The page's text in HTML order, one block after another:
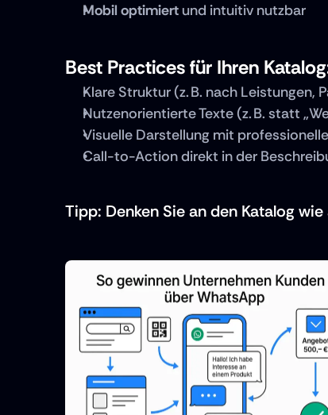
Mobil optimiert und intuitiv nutzbar
Best Practices für Ihren
Klare Struktur (z. B. nach Leistungen,
Nutzenorientierte Texte (z. B. statt
Visuelle Darstellung mit
Call-to-Action direkt in der
Tipp: Denken Sie an den Katalog